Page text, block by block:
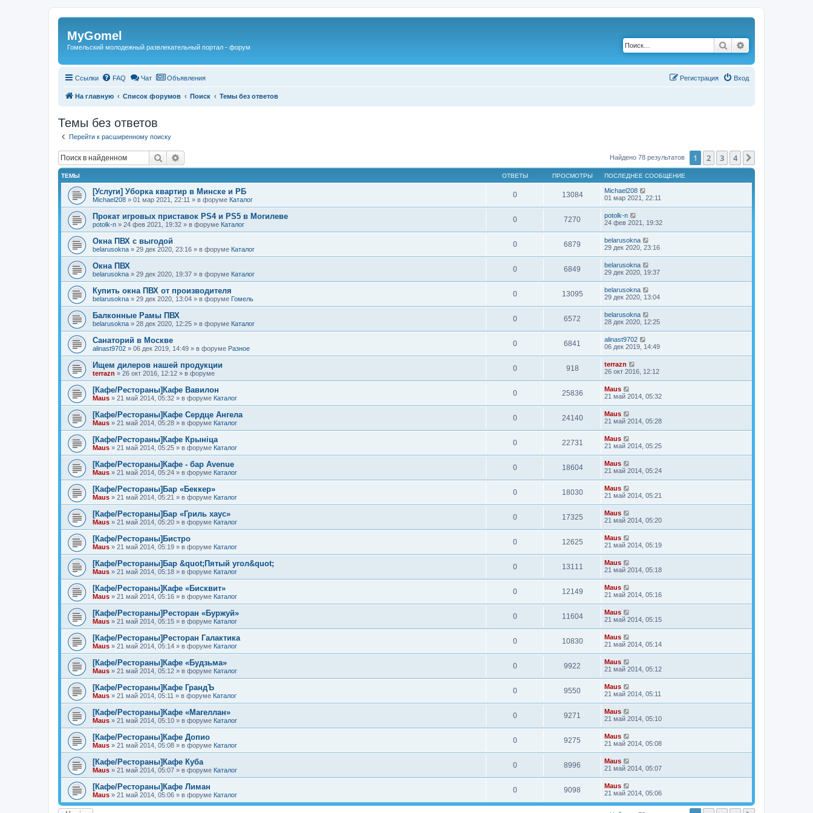
Регистрация
MyGomel
Гомельский молодежный развлекательный портал - форум Поиск
Ссылки FAQ Чат Объявления Вход
Регистрация
На главную Список форумов Поиск Темы без ответов
Темы без ответов
Перейти к расширенному поиску
Поиск Найдено 78 результатов 1 2 3 4
ТЕМЫ ОТВЕТЫ ПРОСМОТРЫ ПОСЛЕДНЕЕ СООБЩЕНИЕ
[Услуги] Уборка квартир в Минске и РБ
Michael208 » 01 мар 2021, 22:11 » в форуме Каталог
0 13084
Michael208
01 мар 2021, 22:11
Прокат игровых приставок PS4 и PS5 в Могилеве
potolk-n » 24 фев 2021, 19:32 » в форуме Каталог
0 7270
potolk-n
24 фев 2021, 19:32
Окна ПВХ с выгодой
belarusokna » 29 дек 2020, 23:16 » в форуме Каталог
0 6879
belarusokna
29 дек 2020, 23:16
Окна ПВХ
belarusokna » 29 дек 2020, 19:37 » в форуме Каталог
0 6849
belarusokna
29 дек 2020, 19:37
Купить окна ПВХ от производителя
belarusokna » 29 дек 2020, 13:04 » в форуме Гомель
0 13095
belarusokna
29 дек 2020, 13:04
Балконные Рамы ПВХ
belarusokna » 28 дек 2020, 12:25 » в форуме Каталог
0 6572
belarusokna
28 дек 2020, 12:25
Санаторий в Москве
alinast9702 » 06 дек 2019, 14:49 » в форуме Разное
0 6841
alinast9702
06 дек 2019, 14:49
Ищем дилеров нашей продукции
terrazn » 26 окт 2016, 12:12 » в форуме
0 918
terrazn
26 окт 2016, 12:12
[Кафе/Рестораны]Кафе Вавилон
Maus » 21 май 2014, 05:32 » в форуме Каталог
0 25836
Maus
21 май 2014, 05:32
[Кафе/Рестораны]Кафе Сердце Ангела
Maus » 21 май 2014, 05:28 » в форуме Каталог
0 24140
Maus
21 май 2014, 05:28
[Кафе/Рестораны]Кафе Крыніца
Maus » 21 май 2014, 05:25 » в форуме Каталог
0 22731
Maus
21 май 2014, 05:25
[Кафе/Рестораны]Кафе - бар Avenue
Maus » 21 май 2014, 05:24 » в форуме Каталог
0 18604
Maus
21 май 2014, 05:24
[Кафе/Рестораны]Бар «Беккер»
Maus » 21 май 2014, 05:21 » в форуме Каталог
0 18030
Maus
21 май 2014, 05:21
[Кафе/Рестораны]Бар «Гриль хаус»
Maus » 21 май 2014, 05:20 » в форуме Каталог
0 17325
Maus
21 май 2014, 05:20
[Кафе/Рестораны]Бистро
Maus » 21 май 2014, 05:19 » в форуме Каталог
0 12625
Maus
21 май 2014, 05:19
[Кафе/Рестораны]Бар &quot;Пятый угол&quot;
Maus » 21 май 2014, 05:18 » в форуме Каталог
0 13111
Maus
21 май 2014, 05:18
[Кафе/Рестораны]Кафе «Бисквит»
Maus » 21 май 2014, 05:16 » в форуме Каталог
0 12149
Maus
21 май 2014, 05:16
[Кафе/Рестораны]Ресторан «Буржуй»
Maus » 21 май 2014, 05:15 » в форуме Каталог
0 11604
Maus
21 май 2014, 05:15
[Кафе/Рестораны]Ресторан Галактика
Maus » 21 май 2014, 05:14 » в форуме Каталог
0 10830
Maus
21 май 2014, 05:14
[Кафе/Рестораны]Кафе «Будзьма»
Maus » 21 май 2014, 05:12 » в форуме Каталог
0 9922
Maus
21 май 2014, 05:12
[Кафе/Рестораны]Кафе ГрандЪ
Maus » 21 май 2014, 05:11 » в форуме Каталог
0 9550
Maus
21 май 2014, 05:11
[Кафе/Рестораны]Кафе «Магеллан»
Maus » 21 май 2014, 05:10 » в форуме Каталог
0 9271
Maus
21 май 2014, 05:10
[Кафе/Рестораны]Кафе Допио
Maus » 21 май 2014, 05:08 » в форуме Каталог
0 9275
Maus
21 май 2014, 05:08
[Кафе/Рестораны]Кафе Куба
Maus » 21 май 2014, 05:07 » в форуме Каталог
0 8996
Maus
21 май 2014, 05:07
[Кафе/Рестораны]Кафе Лиман
Maus » 21 май 2014, 05:06 » в форуме Каталог
0 9098
Maus
21 май 2014, 05:06